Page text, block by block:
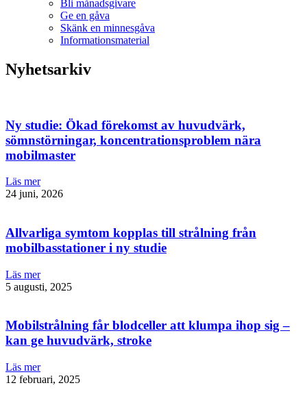
Bli månadsgivare
Ge en gåva
Skänk en minnesgåva
Informationsmaterial
Nyhetsarkiv
Ny studie: Ökad förekomst av huvudvärk,
sömnstörningar, koncentrationsproblem nära
mobilmaster
Läs mer
24 juni, 2026
Allvarliga symtom kopplas till strålning från
mobilbasstationer i ny studie
Läs mer
5 augusti, 2025
Mobilstrålning får blodceller att klumpa ihop sig –
kan ge huvudvärk, stroke
Läs mer
12 februari, 2025